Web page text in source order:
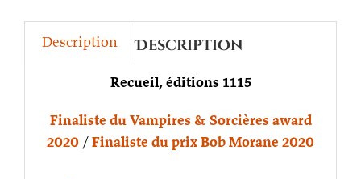
Description Description
Recueil, éditions 1115
Finaliste du Vampires & Sorcières award
2020 /Finaliste du prix Bob Morane 2020